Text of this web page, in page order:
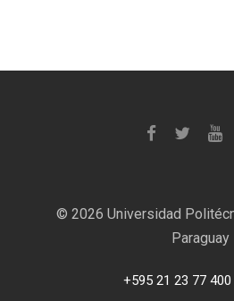
© 2026 Universidad
Paraguay
+595 21 23 77 400